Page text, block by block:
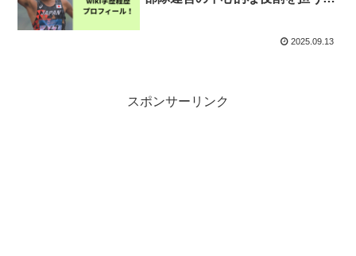
2025.09.13
スポンサーリンク